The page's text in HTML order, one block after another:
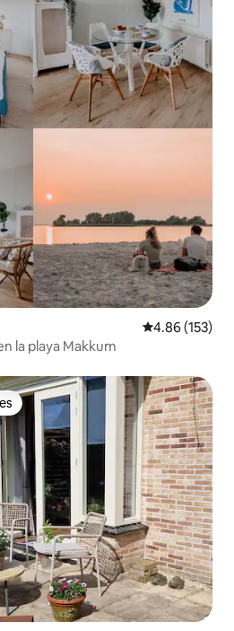
Calificación
4.86 (153)
la playa Makkum